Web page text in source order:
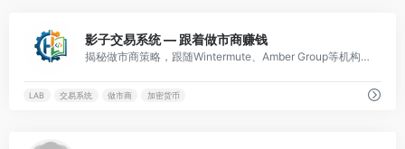
影子交易系统 — 跟着做市商赚钱
揭秘做市商策略，跟随Wintermute、Amber Group等机构，在拉升前布局。LAB项目3天10倍，带你看到涨跌背后的每一步。
LAB 交易系统 做市商 加密货币